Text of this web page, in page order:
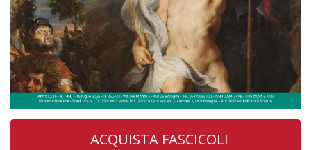
ACQUISTA FASCICOLI